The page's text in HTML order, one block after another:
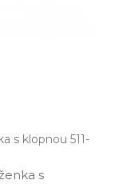
s klopnou 511-
s